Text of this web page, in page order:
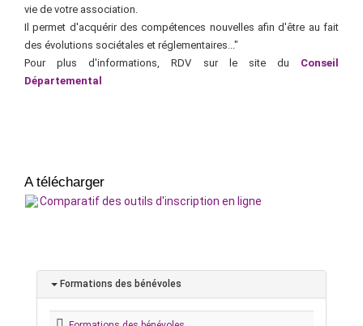
vie de votre association.
Il permet d'acquérir des compétences nouvelles afin d'être au fait
des évolutions sociétales et réglementaires..."
Pour plus d'informations, RDV sur le site du Conseil
Départemental
A télécharger
Comparatif des outils d'inscription en ligne
Formations des bénévoles